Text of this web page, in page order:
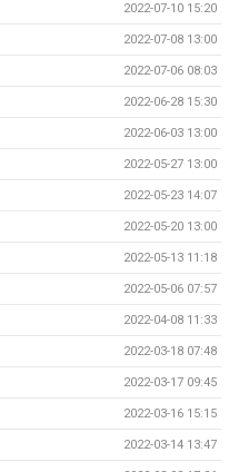
2022-07-10 15:20
2022-07-08 13:00
2022-07-06 08:03
2022-06-28 15:30
2022-06-03 13:00
2022-05-27 13:00
2022-05-23 14:07
2022-05-20 13:00
2022-05-13 11:18
2022-05-06 07:57
2022-04-08 11:33
2022-03-18 07:48
2022-03-17 09:45
2022-03-16 15:15
2022-03-14 13:47